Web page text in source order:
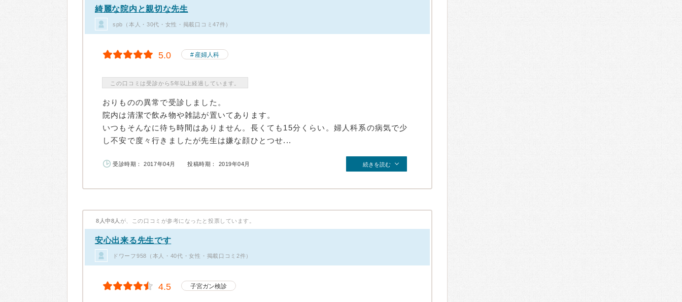
綺麗な院内と親切な先生
spb（本人・30代・女性・掲載口コミ47件）
5.0 産婦人科
この口コミは受診から5年以上経過しています。
おりものの異常で受診しました。
院内は清潔で飲み物や雑誌が置いてあります。
いつもそんなに待ち時間はありません。長くても15分くらい。婦人科系の病気で少
し不安で度々行きましたが先生は嫌な顔ひとつせ...
受診時期： 2017年04月 投稿時期： 2019年04月 続きを読む
8人中8人 が、この口コミが参考になったと投票しています。
安心出来る先生です
ドワーフ958（本人・40代・女性・掲載口コミ2件）
4.5 子宮ガン検診